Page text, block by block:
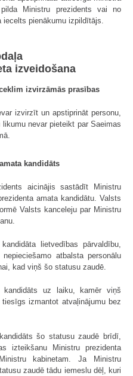
Ministru prezidents vai no
pienākumu izpildītājs.
izveidošana
izvirzāmās prasības
izvirzīt un apstiprināt personu,
nevar pieteikt par Saeimas
kandidāts
aicinājis sastādīt Ministru
amata kandidātu. Valsts
Valsts kanceleju par Ministru
lietvedības pārvaldību,
atbalsta personālu
kad viņš šo statusu zaudē.
kandidāts uz laiku, kamēr viņš
izmantot atvaļinājumu bez
šo statusu zaudē brīdī,
izteikšanu Ministru prezidenta
kabinetam. Ja Ministru
zaudē tādu iemeslu dēļ, kuri